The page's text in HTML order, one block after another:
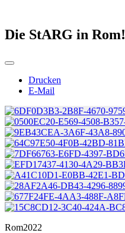
Die StARG in Rom!
Drucken
E-Mail
Rom2022